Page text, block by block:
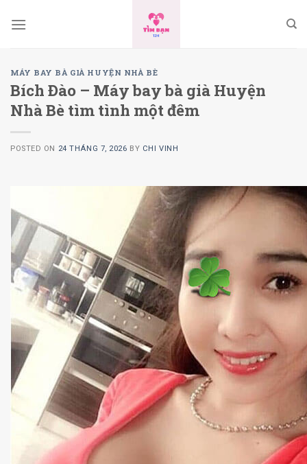
MÁY BAY BÀ GIÀ HUYỆN NHÀ BÈ
Bích Ðào – Máy bay bà già Huyện
Nhà Bè tìm tình một đêm
POSTED ON 24 THÁNG 7, 2026 BY CHI VINH